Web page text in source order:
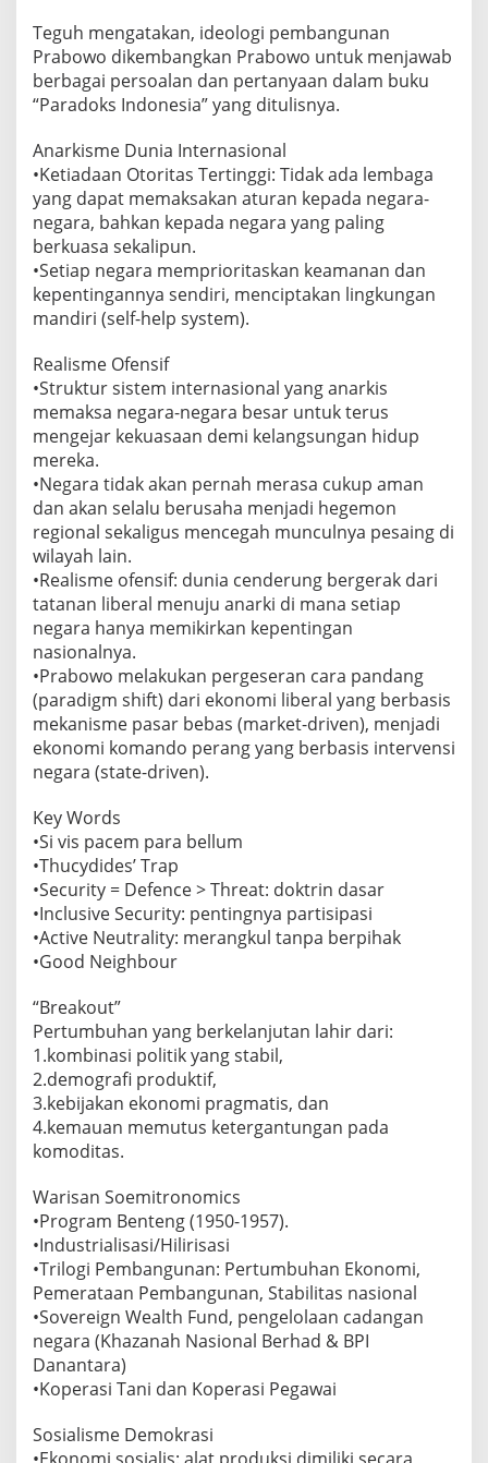
Teguh mengatakan, ideologi pembangunan
Prabowo dikembangkan Prabowo untuk menjawab
berbagai persoalan dan pertanyaan dalam buku
“Paradoks Indonesia” yang ditulisnya.
Anarkisme Dunia Internasional
•Ketiadaan Otoritas Tertinggi: Tidak ada lembaga
yang dapat memaksakan aturan kepada negara-
negara, bahkan kepada negara yang paling
berkuasa sekalipun.
•Setiap negara memprioritaskan keamanan dan
kepentingannya sendiri, menciptakan lingkungan
mandiri (self-help system).
Realisme Ofensif
•Struktur sistem internasional yang anarkis
memaksa negara-negara besar untuk terus
mengejar kekuasaan demi kelangsungan hidup
mereka.
•Negara tidak akan pernah merasa cukup aman
dan akan selalu berusaha menjadi hegemon
regional sekaligus mencegah munculnya pesaing di
wilayah lain.
•Realisme ofensif: dunia cenderung bergerak dari
tatanan liberal menuju anarki di mana setiap
negara hanya memikirkan kepentingan
nasionalnya.
•Prabowo melakukan pergeseran cara pandang
(paradigm shift) dari ekonomi liberal yang berbasis
mekanisme pasar bebas (market-driven), menjadi
ekonomi komando perang yang berbasis intervensi
negara (state-driven).
Key Words
•Si vis pacem para bellum
•Thucydides’ Trap
•Security = Defence > Threat: doktrin dasar
•Inclusive Security: pentingnya partisipasi
•Active Neutrality: merangkul tanpa berpihak
•Good Neighbour
“Breakout”
Pertumbuhan yang berkelanjutan lahir dari:
1.kombinasi politik yang stabil,
2.demografi produktif,
3.kebijakan ekonomi pragmatis, dan
4.kemauan memutus ketergantungan pada
komoditas.
Warisan Soemitronomics
•Program Benteng (1950-1957).
•Industrialisasi/Hilirisasi
•Trilogi Pembangunan: Pertumbuhan Ekonomi,
Pemerataan Pembangunan, Stabilitas nasional
•Sovereign Wealth Fund, pengelolaan cadangan
negara (Khazanah Nasional Berhad & BPI
Danantara)
•Koperasi Tani dan Koperasi Pegawai
Sosialisme Demokrasi